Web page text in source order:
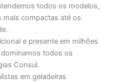
todos os modelos,
mais compactas até os
e presente em milhões
todos os
Consul.
em geladeiras